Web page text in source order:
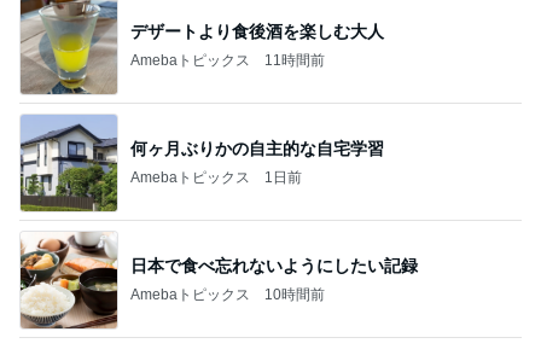
デザートより食後酒を楽しむ大人
Amebaトピックス 11時間前
何ヶ月ぶりかの自主的な自宅学習
Amebaトピックス 1日前
日本で食べ忘れないようにしたい記録
Amebaトピックス 10時間前